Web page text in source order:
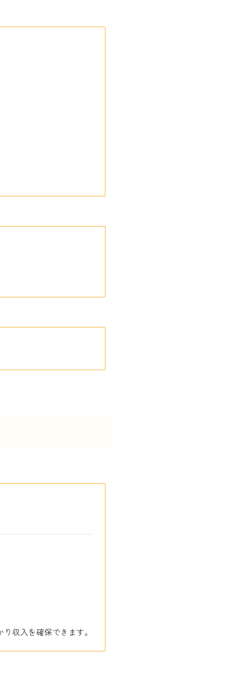
収入を確保できます。